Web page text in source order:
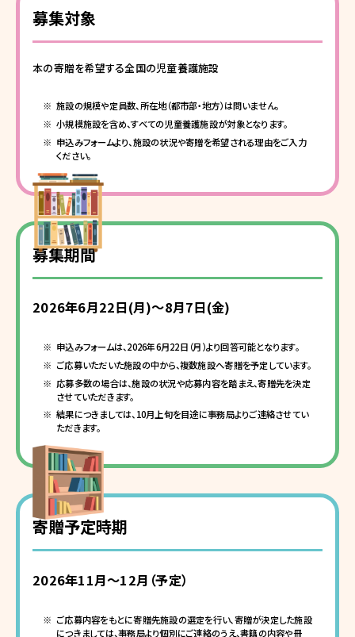
募集対象
本の寄贈を希望する全国の児童養護施設
施設の規模や定員数、所在地（都市部・地方）は問いません。
小規模施設を含め、すべての児童養護施設が対象となります。
申込みフォームより、施設の状況や寄贈を希望される理由をご入力
ください。
募集期間
2026年6月22日(月)～8月7日(金)
申込みフォームは、2026年6月22日（月）より回答可能となります。
ご応募いただいた施設の中から、複数施設へ寄贈を予定しています。
応募多数の場合は、施設の状況や応募内容を踏まえ、寄贈先を決定
させていただきます。
結果につきましては、10月上旬を目途に事務局よりご連絡させてい
ただきます。
寄贈予定時期
2026年11月～12月（予定）
ご応募内容をもとに寄贈先施設の選定を行い、寄贈が決定した施設
につきましては、事務局より個別にご連絡のうえ、書籍の内容や冊